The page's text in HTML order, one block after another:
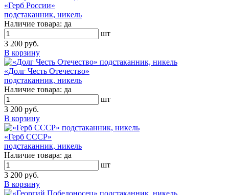
«Герб России»
подстаканник, никель
Наличие товара: да
шт
3 200 руб.
В корзину
«Долг Честь Отечество»
подстаканник, никель
Наличие товара: да
шт
3 200 руб.
В корзину
«Герб СССР»
подстаканник, никель
Наличие товара: да
шт
3 200 руб.
В корзину